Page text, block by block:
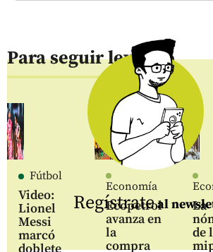
Para seguir leyendo
Fútbol
Video:
Lionel
Messi
marcó
doblete
Economía
Ecopetrol
avanza en
la
compra
La
de
Regístrateal